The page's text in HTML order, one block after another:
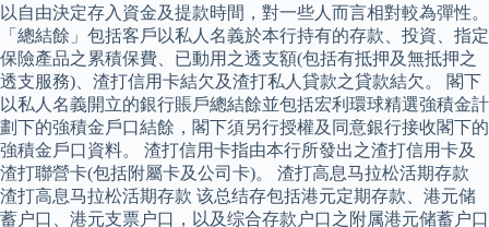
以自由決定存入資金及提款時間，對一些人而言相對較為彈性。
「總結餘」包括客戶以私人名義於本行持有的存款、投資、指定
保險產品之累積保費、已動用之透支額(包括有抵押及無抵押之
透支服務)、渣打信用卡結欠及渣打私人貸款之貸款結欠。 閣下
以私人名義開立的銀行賬戶總結餘並包括宏利環球精選強積金計
劃下的強積金戶口結餘，閣下須另行授權及同意銀行接收閣下的
強積金戶口資料。 渣打信用卡指由本行所發出之渣打信用卡及
渣打聯營卡(包括附屬卡及公司卡)。 渣打高息马拉松活期存款
渣打高息马拉松活期存款 该总结存包括港元定期存款、港元储
蓄户口、港元支票户口，以及综合存款户口之附属港元储蓄户口